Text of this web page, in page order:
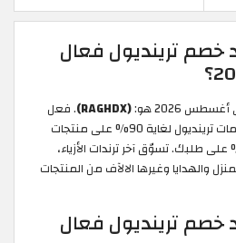
ترينديول فعال
2026 هو: (RAGHDX)
. فعل
الكوبون واستمتع بأكبر خصومات ترينديول لغاية 90% على منتجات
مع خصم إضافي 30% على طلبك. تسوّق آخر ترندات الأزياء،
والهدايا وغيرها الالآف من المنتجات
ترينديول فعال